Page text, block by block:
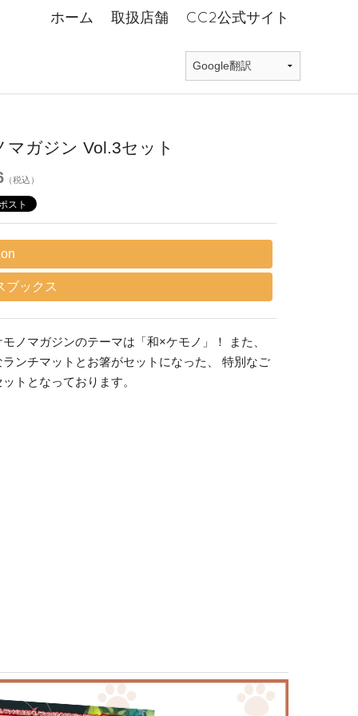
ホーム 取扱店舗 CC2公式サイト
マガジン Vol.3セット
（税込）
ブックス
ノマガジンのテーマは「和×ケモノ」！ また、
ンチマットとお箸がセットになった、 特別なご
トとなっております。